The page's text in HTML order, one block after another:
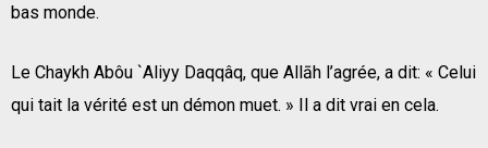
bas monde.
Le Chaykh Abôu `Aliyy Daqqâq, que Allāh l’agrée, a dit: « Celui
qui tait la vérité est un démon muet. » Il a dit vrai en cela.